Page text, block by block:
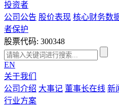
投资者
公司公告 股价表现 核心财务数
者保护
股票代码: 300348
EN
关于我们
公司介绍 大事记 董事长在线 新
行业方案